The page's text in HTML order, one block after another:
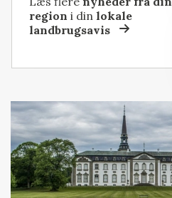
region i dinlokale
landbrugsavis